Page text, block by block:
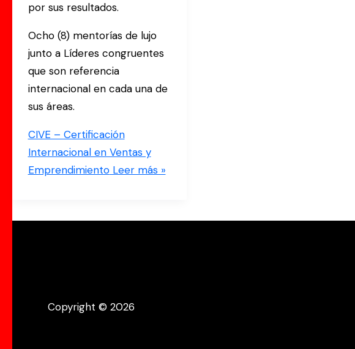
por sus resultados.
Ocho (8) mentorías de lujo
junto a Líderes congruentes
que son referencia
internacional en cada una de
sus áreas.
CIVE – Certificación
Internacional en Ventas y
EmprendimientoLeer más »
Copyright © 2026